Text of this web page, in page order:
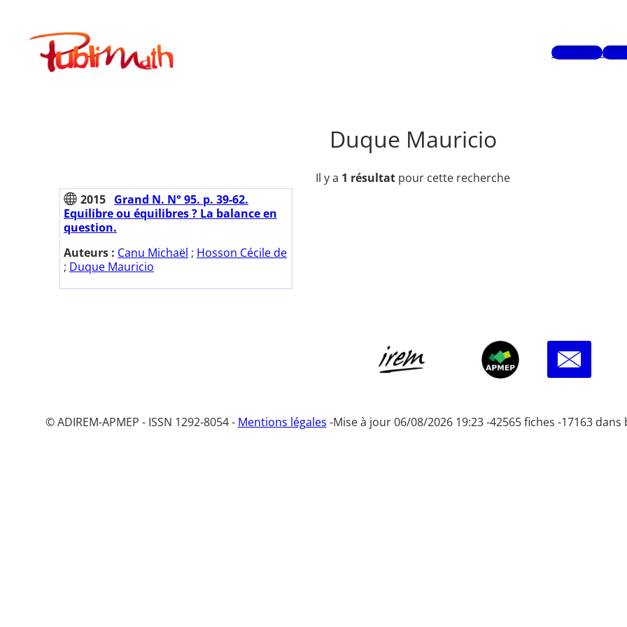
contenuPublimath
Mots-clés
Duque Mauricio
Il y a 1 résultat pour cette recherche
2015 Grand N. N° 95. p. 39-62.
Equilibre ou équilibres ? La balance en
question.
Auteurs : Canu Michaël ; Hosson Cécile de
; Duque Mauricio
© ADIREM-APMEP - ISSN 1292-8054 - Mentions légales -Mise à jour 06/08/2026 19:23 -42565 fiches -17163